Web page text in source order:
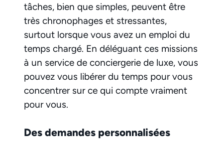
tâches, bien que simples, peuvent être
très chronophages et stressantes,
surtout lorsque vous avez un emploi du
temps chargé. En déléguant ces missions
à un service de conciergerie de luxe, vous
pouvez vous libérer du temps pour vous
concentrer sur ce qui compte vraiment
pour vous.
Des demandes personnalisées